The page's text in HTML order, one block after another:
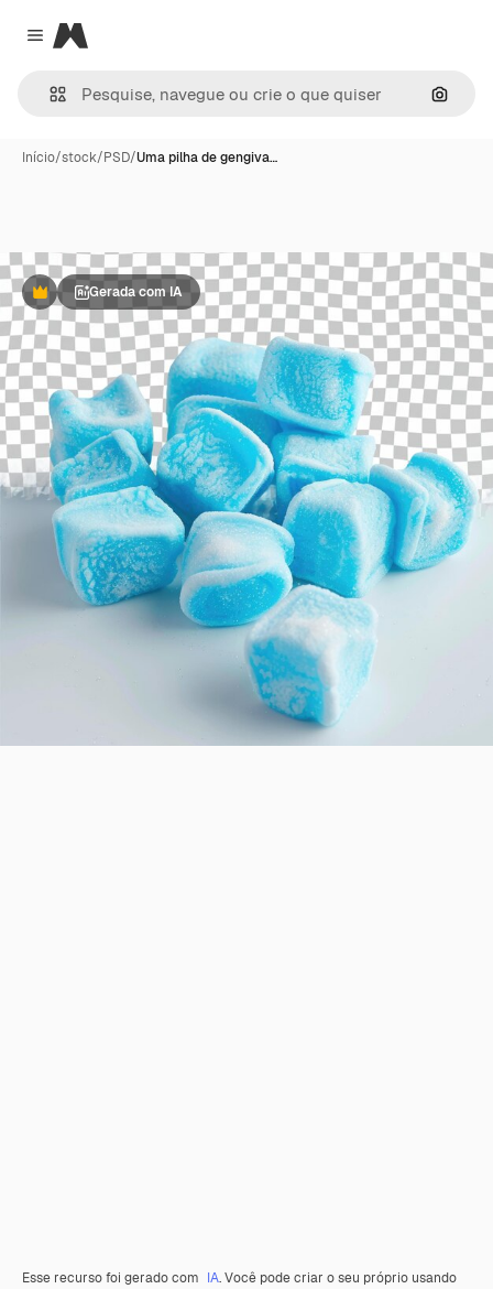
Close menu
Magnific
Início/stock/PSD/Uma pilha de gengiva…
PremiumGerada com IA
Esse recurso foi gerado com IA. Você pode criar o seu próprio usando